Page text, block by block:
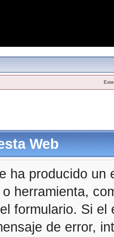
Web
ha producido
herramienta,
formulario. Si
de error,